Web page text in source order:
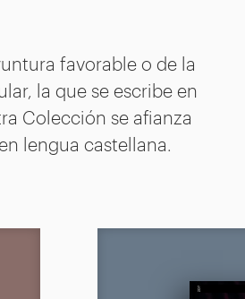
favorable o de la
la que se escribe en
Colección se afianza
lengua castellana.